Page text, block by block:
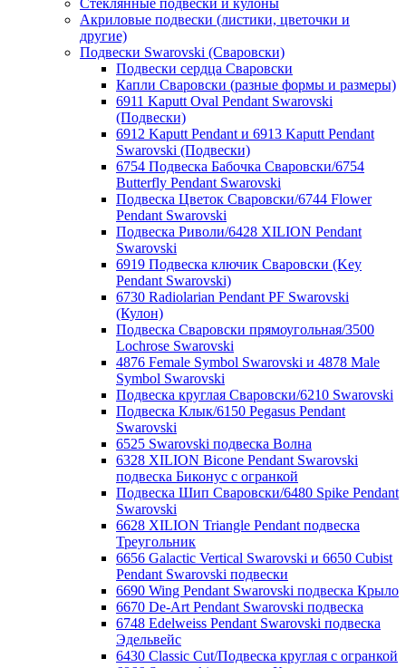
Стеклянные подвески и кулоны
Акриловые подвески (листики, цветочки и
другие)
Подвески Swarovski (Сваровски)
Подвески сердца Сваровски
Капли Сваровски (разные формы и размеры)
6911 Kaputt Oval Pendant Swarovski
(Подвески)
6912 Kaputt Pendant и 6913 Kaputt Pendant
Swarovski (Подвески)
6754 Подвеска Бабочка Сваровски/6754
Butterfly Pendant Swarovski
Подвеска Цветок Сваровски/6744 Flower
Pendant Swarovski
Подвеска Риволи/6428 XILION Pendant
Swarovski
6919 Подвеска ключик Сваровски (Key
Pendant Swarovski)
6730 Radiolarian Pendant PF Swarovski
(Кулон)
Подвеска Сваровски прямоугольная/3500
Lochrose Swarovski
4876 Female Symbol Swarovski и 4878 Male
Symbol Swarovski
Подвеска круглая Сваровски/6210 Swarovski
Подвеска Клык/6150 Pegasus Pendant
Swarovski
6525 Swarovski подвеска Волна
6328 XILION Bicone Pendant Swarovski
подвеска Биконус c огранкой
Подвеска Шип Сваровски/6480 Spike Pendant
Swarovski
6628 XILION Triangle Pendant подвеска
Треугольник
6656 Galactic Vertical Swarovski и 6650 Cubist
Pendant Swarovski подвески
6690 Wing Pendant Swarovski подвеска Крыло
6670 De-Art Pendant Swarovski подвеска
6748 Edelweiss Pendant Swarovski подвеска
Эдельвейс
6430 Classic Cut/Подвеска круглая с огранкой